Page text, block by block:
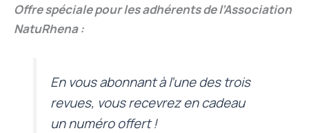
Offre spéciale pour les adhérents de l’Association
NatuRhena :
En vous abonnant à l’une des trois
revues, vous recevrez en cadeau
un numéro offert !